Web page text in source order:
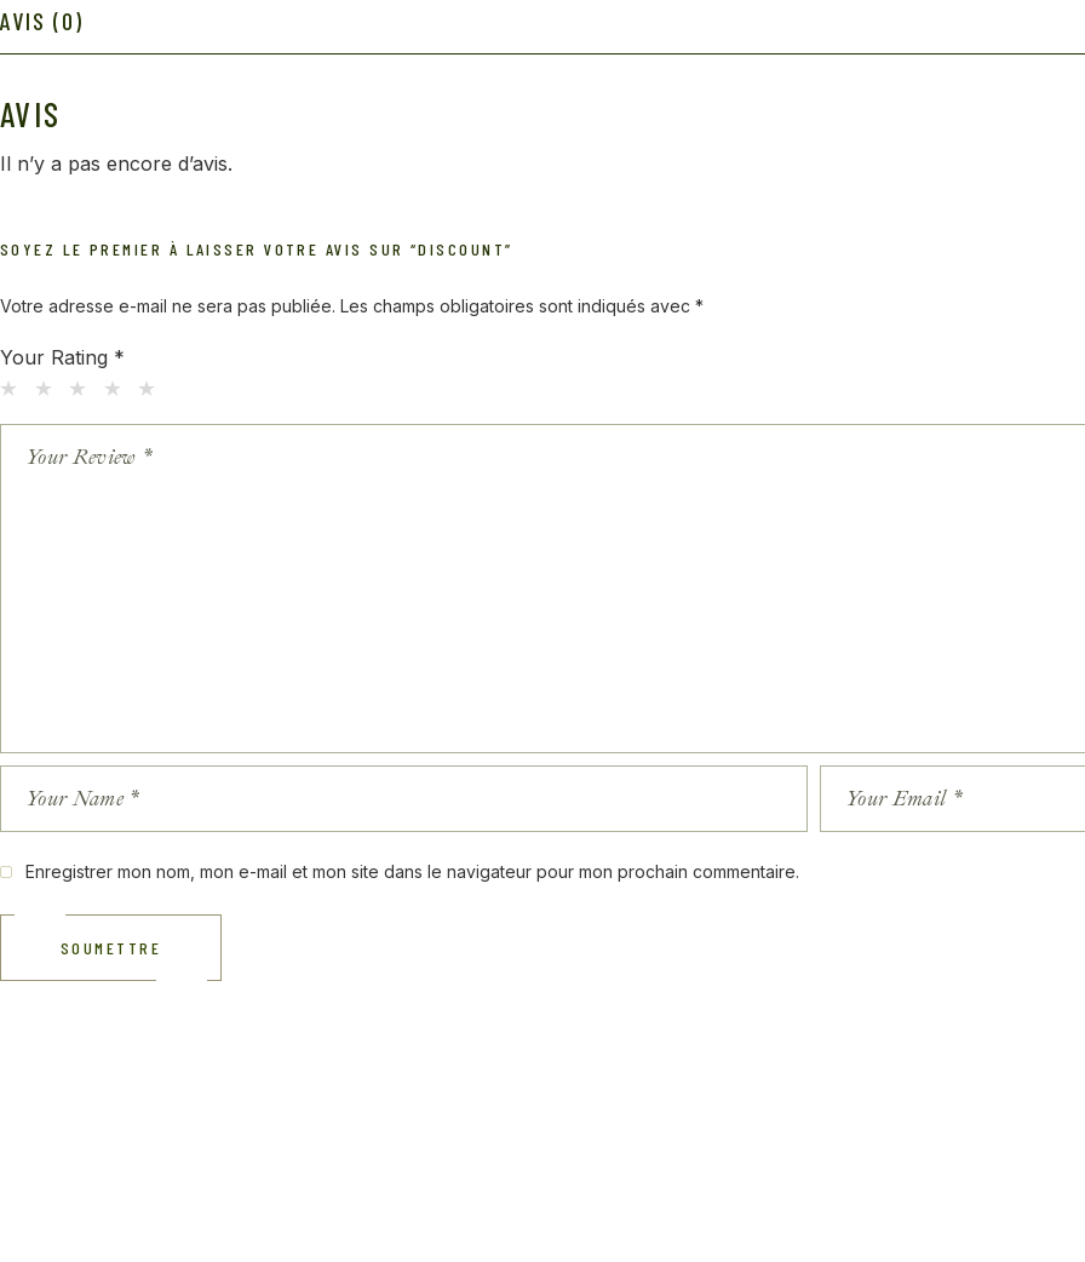
AVIS (0)
AVIS
Il n’y a pas encore d’avis.
SOYEZ LE PREMIER À LAISSER VOTRE AVIS SUR “DISCOUNT”
Votre adresse e-mail ne sera pas publiée. Les champs obligatoires sont indiqués avec *
Your Rating *
Enregistrer mon nom, mon e-mail et mon site dans le navigateur pour mon prochain commentaire.
SOUMETTRE